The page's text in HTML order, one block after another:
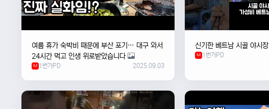
여름 휴가 숙박비 때문에 부산 포기… 대구 와서
24시간 먹고 인생 위로받았습니다
M 1번가PD 2025.09.03
신기한 베트남 시골 야시장
M 1번가PD